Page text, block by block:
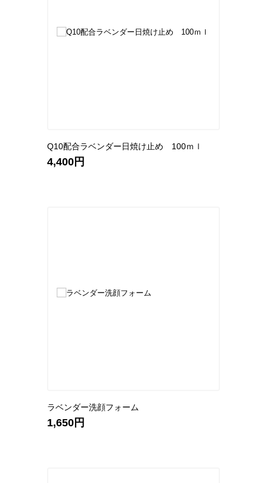
Q10配合ラベンダー日焼け止め 100ｍｌ
4,400円
ラベンダー洗顔フォーム
1,650円